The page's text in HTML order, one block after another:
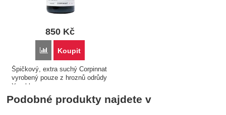
850 Kč
Porovnat
Koupit
Špičkový, extra suchý Corpinnat
vyrobený pouze z hroznů odrůdy
Xarel-lo.
Podobné produkty najdete v